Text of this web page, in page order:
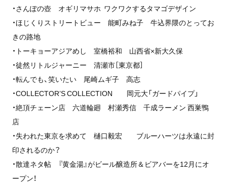
・さんぽの壺 オギリマサホ ワクワクするタマゴデザイン
・ほじくりストリートビュー 能町みね子 牛込界隈のとってお
きの路地
・トーキョーアジアめし 室橋裕和 山西省×新大久保
・徒然リトルジャーニー 清瀬市［東京都］
・転んでも、笑いたい 尾崎ムギ子 高志
・COLLECTOR’S COLLECTION 岡元大「ガードパイプ」
・絶頂チェーン店 六道輪廻 村瀬秀信 千成ラーメン 西巣鴨
店
・失われた東京を求めて 樋口毅宏 ブルーハーツは永遠に封
印されるのか？
・散達ネタ帖 『黄金湯』がビール醸造所＆ビアバーを12月にオ
ープン！